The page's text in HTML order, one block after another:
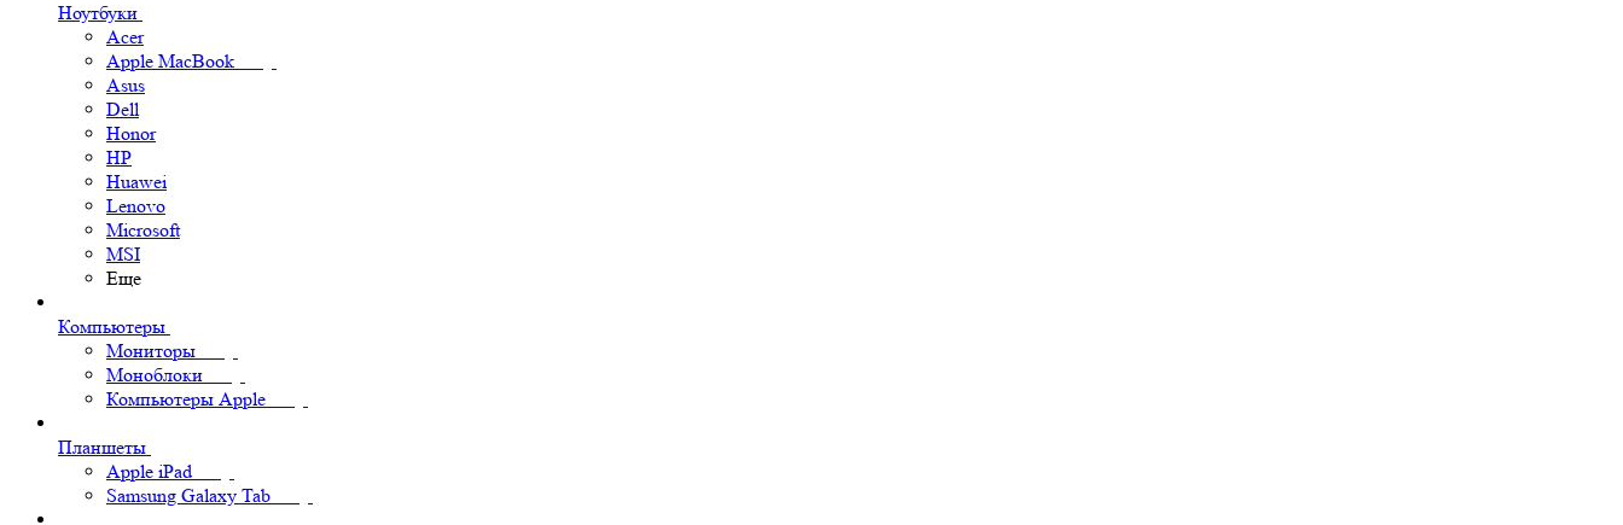
Ноутбуки
Acer
Apple MacBook
Asus
Dell
Honor
HP
Huawei
Lenovo
Microsoft
MSI
Еще
Компьютеры
Мониторы
Моноблоки
Компьютеры Apple
Планшеты
Apple iPad
Samsung Galaxy Tab